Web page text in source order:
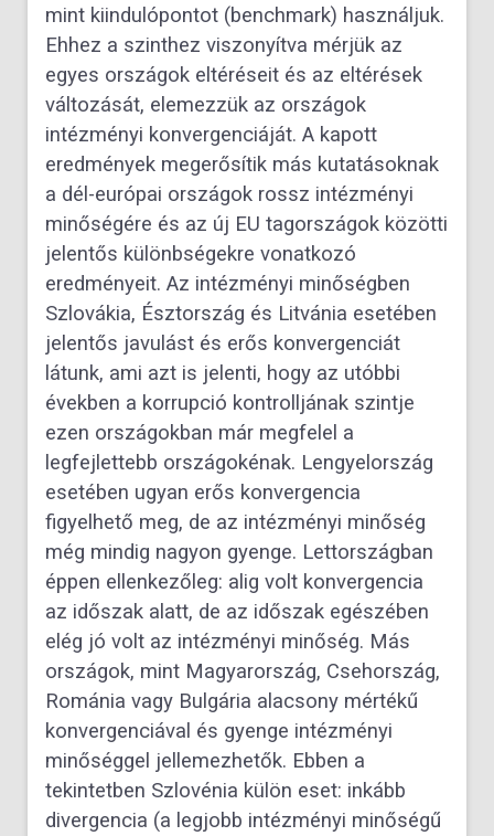
mint kiindulópontot (benchmark) használjuk.
Ehhez a szinthez viszonyítva mérjük az
egyes országok eltéréseit és az eltérések
változását, elemezzük az országok
intézményi konvergenciáját. A kapott
eredmények megerősítik más kutatásoknak
a dél-európai országok rossz intézményi
minőségére és az új EU tagországok közötti
jelentős különbségekre vonatkozó
eredményeit. Az intézményi minőségben
Szlovákia, Észtország és Litvánia esetében
jelentős javulást és erős konvergenciát
látunk, ami azt is jelenti, hogy az utóbbi
években a korrupció kontrolljának szintje
ezen országokban már megfelel a
legfejlettebb országokénak. Lengyelország
esetében ugyan erős konvergencia
figyelhető meg, de az intézményi minőség
még mindig nagyon gyenge. Lettországban
éppen ellenkezőleg: alig volt konvergencia
az időszak alatt, de az időszak egészében
elég jó volt az intézményi minőség. Más
országok, mint Magyarország, Csehország,
Románia vagy Bulgária alacsony mértékű
konvergenciával és gyenge intézményi
minőséggel jellemezhetők. Ebben a
tekintetben Szlovénia külön eset: inkább
divergencia (a legjobb intézményi minőségű